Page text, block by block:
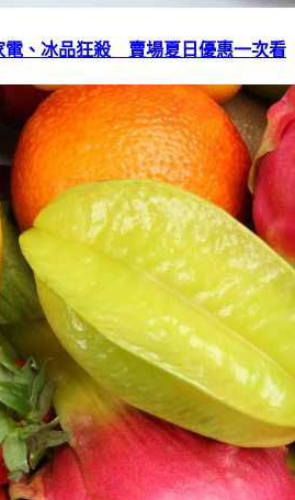
電、冰品狂殺 賣場夏日優惠一次看